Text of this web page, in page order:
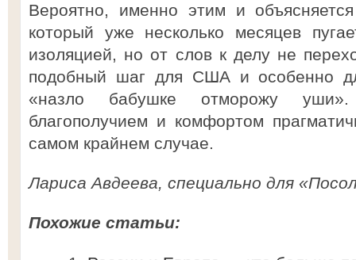
Вероятно, именно этим и
который уже несколько месяцев
изоляцией, но от слов к делу не
подобный шаг для США и особенно
«назло бабушке отморожу
благополучием и комфортом
самом крайнем случае.
Лариса Авдеева, специально для
Похожие статьи: